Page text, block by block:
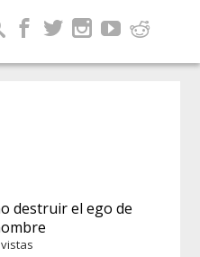
destruir el ego de